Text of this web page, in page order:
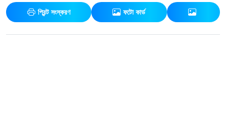
প্রিন্ট সংস্করণ ফটো কার্ড